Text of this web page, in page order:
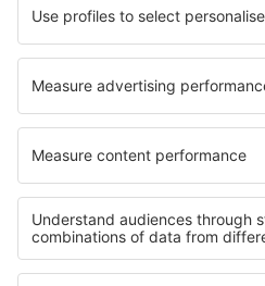
Tui Fly
Transavia
Over eSky
Algemene voorwaarden
Mijn boekingen
Privacykennisgeving
Ondersteuning en contact
Privacy